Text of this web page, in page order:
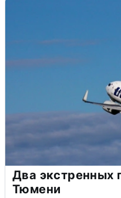
Два экстренных
Тюмени